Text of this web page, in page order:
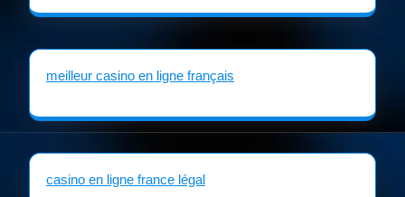
meilleur casino en ligne français
casino en ligne france légal